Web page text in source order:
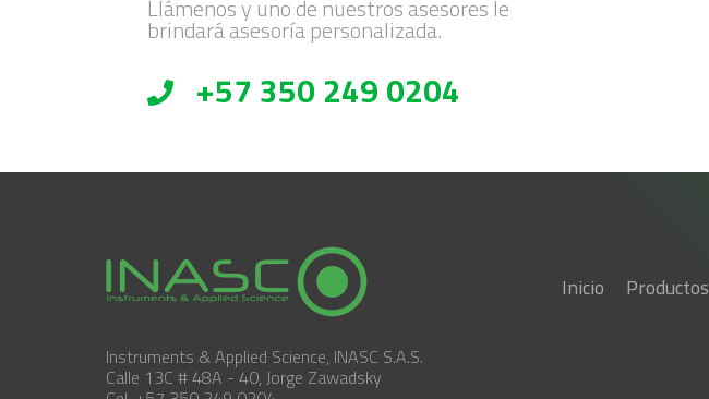
Llámenos y uno de nuestros asesores le
brindará asesoría personalizada.
+57 350 249 0204
Instruments & Applied Science, INASC S.A.S.
Calle 13C # 48A - 40, Jorge Zawadsky
Inicio Productos